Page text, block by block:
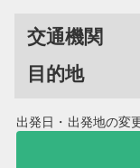
交通機関
目的地
出発日・出発地の変